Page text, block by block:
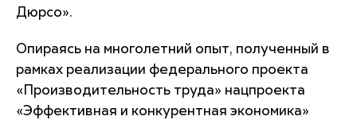
Дюрсо».
Опираясь на многолетний опыт, полученный в
рамках реализации федерального проекта
«Производительность труда» нацпроекта
«Эффективная и конкурентная экономика»